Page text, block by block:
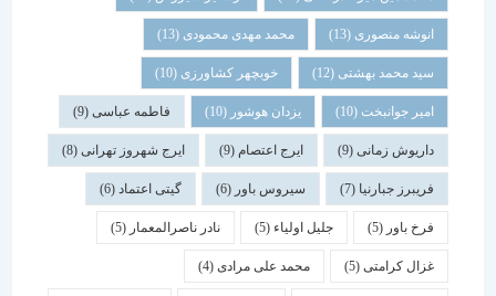
انوشه منصوری(13) محمد مهدی محمودی(13)
سید محمد بهشتی(12) خوبچهر کشاورزی(10)
امیر جوانبخت(10) یزدان هوشور(10) فاطمه عباسی(9)
داریوش زمانی(9) ایرج اعتصام(9) ایرج شهروز تهرانی(8)
فریبرز جبارنیا(7) سیروس باور(6) گیتی اعتماد(6)
فرخ باور(5) جلیل اولیاء(5) نادر ناصرالمعمار (5)
غزال کرامتی(5) محمد علی مرادی(4)